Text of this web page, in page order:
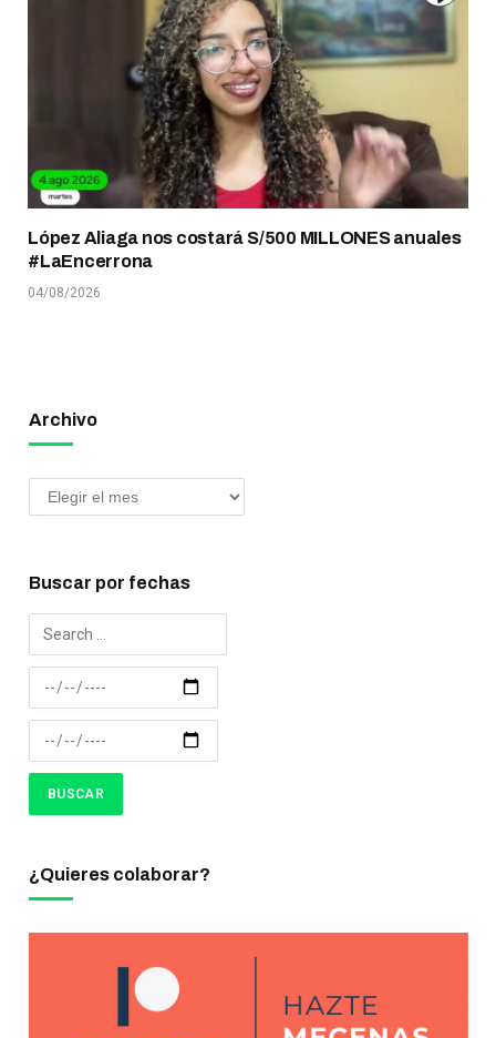
López Aliaga nos costará S/500 MILLONES anuales
#LaEncerrona
04/08/2026
Archivo
Buscar por fechas
¿Quieres colaborar?